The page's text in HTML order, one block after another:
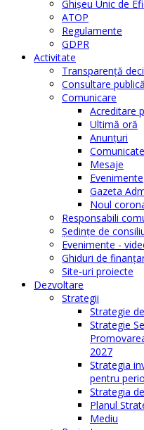
Ghişeu Unic de
ATOP
Regulamente
GDPR
Activitate
Transparenţă
Consultare publică
Comunicare
Acreditare
Ultimă oră
Anunţuri
Mesaje
Evenimente
Gazeta
Noul
Responsabili
Şedinţe de
Evenimente -
Ghiduri de
Site-uri proiecte
Dezvoltare
Strategii
Strategie
Strategie
2027
Strategia
pentru
Strategia
Planul
Mediu